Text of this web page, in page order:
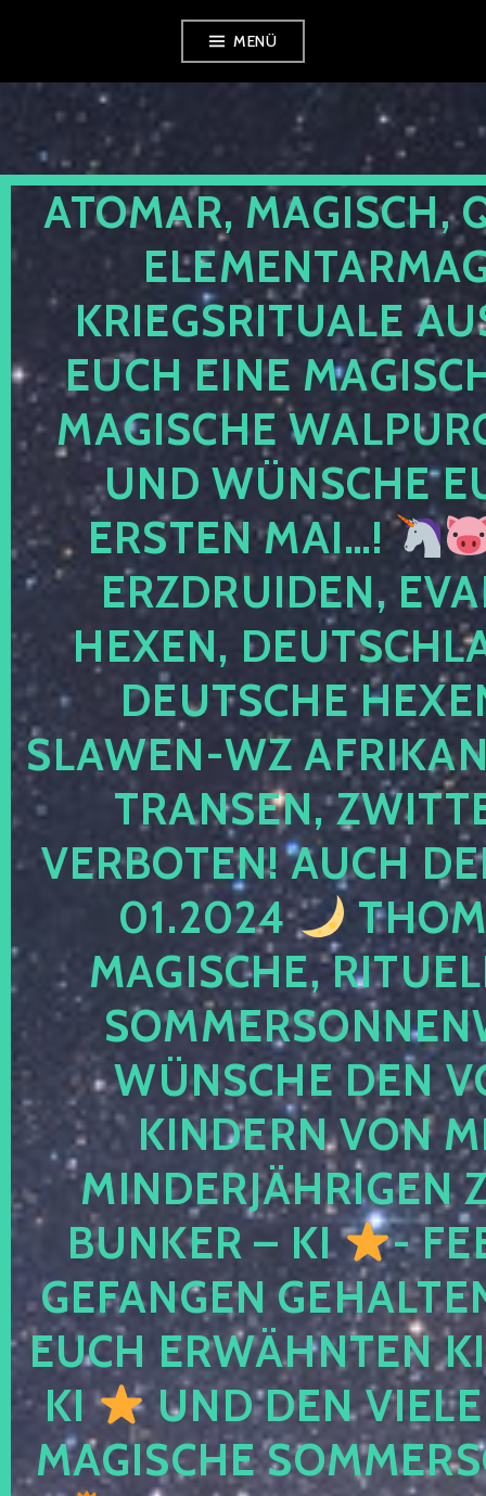
springen
MENÜ
ATOMAR, MAGISCH,
KRIEGSRITUALE
EUCH EINE
MAGISCHE
UND WÜNSCHE
ERSTEN MAI…!
ERZDRUIDEN,
HEXEN,
DEUTSCHE
SLAWEN-WZ
TRANSEN,
VERBOTEN! AUCH
01.2024
MAGISCHE,
WÜNSCHE DEN
KINDERN VON
MINDERJÄHRIGEN
BUNKER – KI
-
GEFANGEN
EUCH ERWÄHNTEN
KI
UND DEN
MAGISCHE